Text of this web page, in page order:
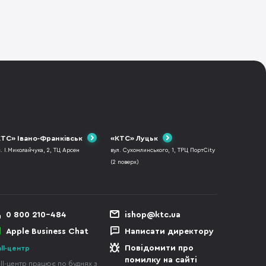
Івано-Франківськ
І.Миколайчука, 2, ТЦ Арсен
«КТС» Луцьк
вул. Сухомлинського, 1, ТРЦ ПортCity
(2 поверх)
0 800 210-484
Apple Business Chat
центр
центр працює по буднях з
ishop@ktc.ua
Написати директору
Повідомити про
помилку на сайті